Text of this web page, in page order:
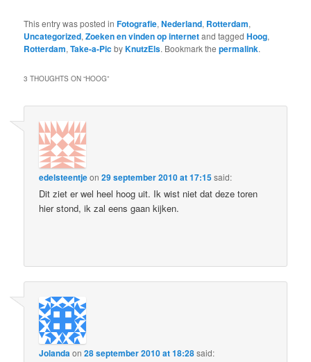
This entry was posted inFotografie,Nederland, Rotterdam,
Uncategorized,Zoeken en vinden op internetand taggedHoog,
Rotterdam,Take-a-PicbyKnutzEls. Bookmark thepermalink.
3 THOUGHTS ON “HOOG”
edelsteentjeon29 september 2010 at 17:15said:
Dit ziet er wel heel hoog uit. Ik wist niet dat deze toren
hier stond, ik zal eens gaan kijken.
Jolandaon28 september 2010 at 18:28said: